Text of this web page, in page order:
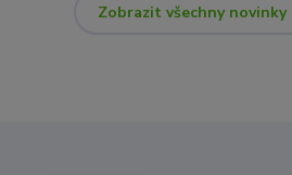
Zobrazit všechny novinky